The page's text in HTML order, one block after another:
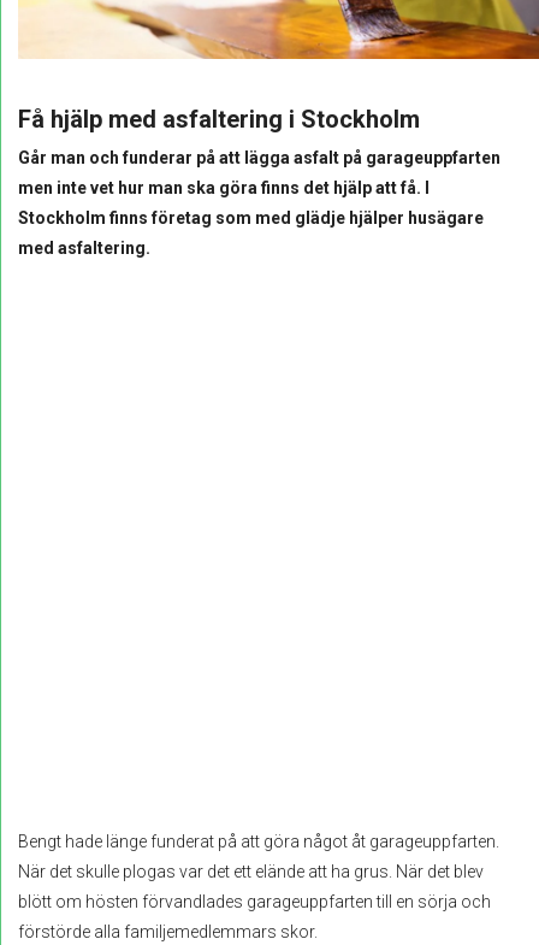
Få hjälp med asfaltering i Stockholm
Går man och funderar på att lägga asfalt på garageuppfarten
men inte vet hur man ska göra finns det hjälp att få. I
Stockholm finns företag som med glädje hjälper husägare
med asfaltering.
Bengt hade länge funderat på att göra något åt garageuppfarten.
När det skulle plogas var det ett elände att ha grus. När det blev
blött om hösten förvandlades garageuppfarten till en sörja och
förstörde alla familjemedlemmars skor.